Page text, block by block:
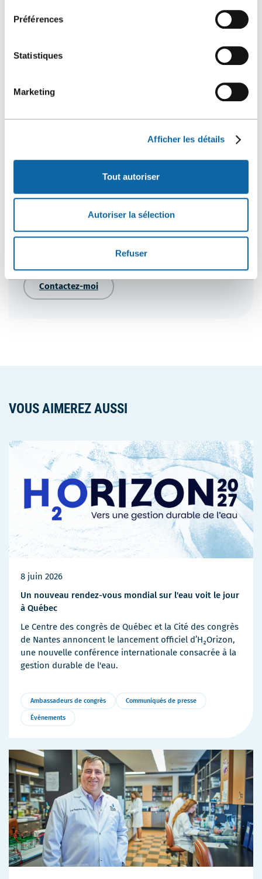
Préférences
Statistiques
Marketing
Afficher les détails
Tout autoriser
Autoriser la sélection
Refuser
ANNIE ST-YVES
Marché américain et international
418 649-7711, poste 4033
s'ouvrira
dans
une
Contactez-moi
VOUS AIMEREZ AUSSI
8 juin 2026
Un nouveau rendez-vous mondial sur l'eau voit le jour
à Québec
Le Centre des congrès de Québec et la Cité des congrès
de Nantes annoncent le lancement officiel d’H₂Orizon,
une nouvelle conférence internationale consacrée à la
gestion durable de l'eau.
Ambassadeurs de congrès Communiqués de presse
Événements
Plus